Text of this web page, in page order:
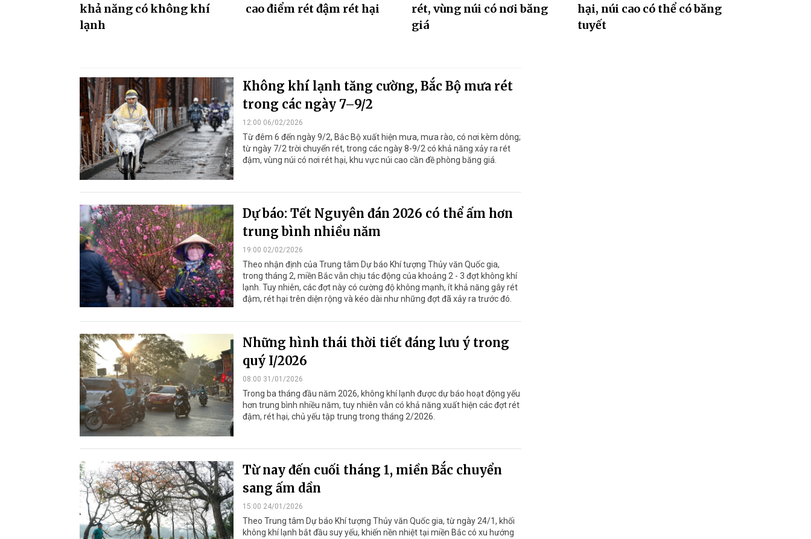
khả năng có không khí
lạnh
cao điểm rét đậm rét hại
rét, vùng núi có nơi băng
giá
hại, núi cao có thể có băng
tuyết
Không khí lạnh tăng cường, Bắc Bộ mưa rét
trong các ngày 7–9/2
12:00 06/02/2026
Từ đêm 6 đến ngày 9/2, Bắc Bộ xuất hiện mưa, mưa rào, có nơi kèm dông;
từ ngày 7/2 trời chuyển rét, trong các ngày 8-9/2 có khả năng xảy ra rét
đậm, vùng núi có nơi rét hại, khu vực núi cao cần đề phòng băng giá.
Dự báo: Tết Nguyên đán 2026 có thể ấm hơn
trung bình nhiều năm
19:00 02/02/2026
Theo nhận định của Trung tâm Dự báo Khí tượng Thủy văn Quốc gia,
trong tháng 2, miền Bắc vẫn chịu tác động của khoảng 2 - 3 đợt không khí
lạnh. Tuy nhiên, các đợt này có cường độ không mạnh, ít khả năng gây rét
đậm, rét hại trên diện rộng và kéo dài như những đợt đã xảy ra trước đó.
Những hình thái thời tiết đáng lưu ý trong
quý I/2026
08:00 31/01/2026
Trong ba tháng đầu năm 2026, không khí lạnh được dự báo hoạt động yếu
hơn trung bình nhiều năm, tuy nhiên vẫn có khả năng xuất hiện các đợt rét
đậm, rét hại, chủ yếu tập trung trong tháng 2/2026.
Từ nay đến cuối tháng 1, miền Bắc chuyển
sang ấm dần
15:00 24/01/2026
Theo Trung tâm Dự báo Khí tượng Thủy văn Quốc gia, từ ngày 24/1, khối
không khí lạnh bắt đầu suy yếu, khiến nền nhiệt tại miền Bắc có xu hướng